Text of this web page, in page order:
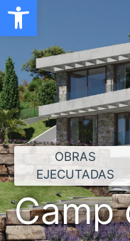
OBRAS
EJECUTADAS
Camp